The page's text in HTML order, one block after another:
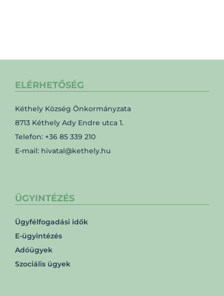
ELÉRHETŐSÉG
Kéthely Község Önkormányzata
8713 Kéthely Ady Endre utca 1.
Telefon: +36 85 339 210
E-mail: hivatal@kethely.hu
ÜGYINTÉZÉS
Ügyfélfogadási idők
E-ügyintézés
Adóügyek
Szociális ügyek